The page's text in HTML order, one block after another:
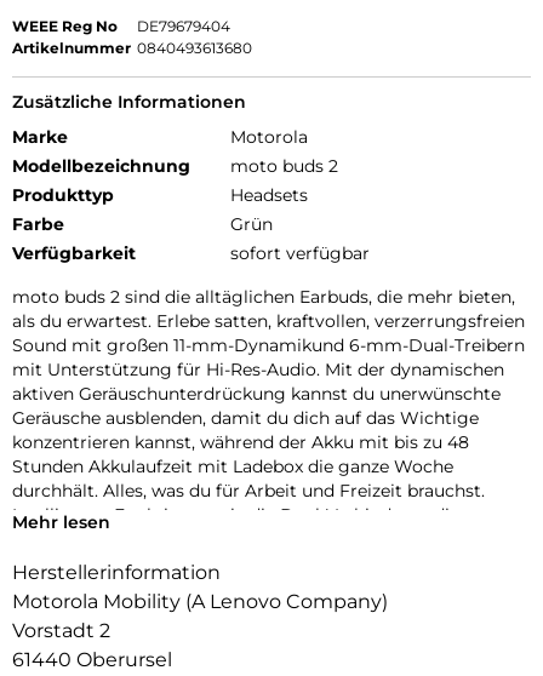
WEEE Reg No
DE79679404
Artikelnummer 0840493613680
Zusätzliche Informationen
Marke
Motorola
Modellbezeichnung
moto buds 2
Produkttyp
Headsets
Farbe
Grün
Verfügbarkeit
sofort verfügbar
moto buds 2 sind die alltäglichen Earbuds, die mehr bieten,
als du erwartest. Erlebe satten, kraftvollen, verzerrungsfreien
Sound mit großen 11-mm-Dynamikund 6-mm-Dual-Treibern
mit Unterstützung für Hi-Res-Audio. Mit der dynamischen
aktiven Geräuschunterdrückung kannst du unerwünschte
Geräusche ausblenden, damit du dich auf das Wichtige
konzentrieren kannst, während der Akku mit bis zu 48
Stunden Akkulaufzeit mit Ladebox die ganze Woche
durchhält. Alles, was du für Arbeit und Freizeit brauchst.
Intelligente Funktionen wie die Dual-Verbindung, die
Leben nahtlos, und das leichte, robuste Design ist für den
Mehr lesen
Herstellerinformation
Motorola Mobility (A Lenovo Company)
Vorstadt 2
61440 Oberursel